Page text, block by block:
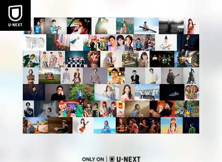
本文へスキップ